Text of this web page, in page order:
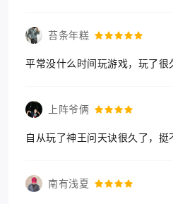
苔条年糕
平常没什么时间玩游戏，玩了
上阵爷俩
自从玩了神王问天诀很久了，
南有浅夏